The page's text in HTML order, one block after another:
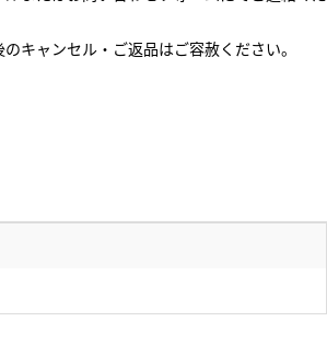
キャンセル・ご返品はご容赦ください。